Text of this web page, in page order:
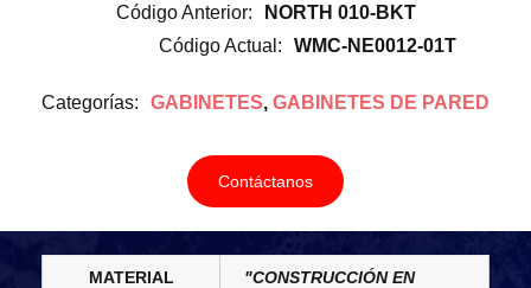
Código Anterior:
NORTH 010-BKT
Código Actual:
WMC-NE0012-01T
Categorías: GABINETES, GABINETES DE PARED
Contáctanos
MATERIAL
"CONSTRUCCIÓN EN